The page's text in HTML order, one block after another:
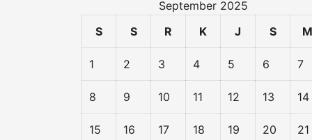
September 2025
S
S R K J S M
1 2 3 4 5 6 7
8 9 10 11 12 13 14
15 16 17 18 19 20 21